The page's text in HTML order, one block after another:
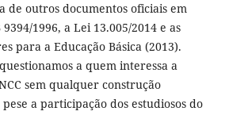
de outros documentos oficiais em
1996, a Lei 13.005/2014 e as
para a Educação Básica (2013).
a quem interessa a
sem qualquer construção
a participação dos estudiosos do